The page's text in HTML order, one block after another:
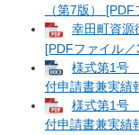
（第7版）
幸田町資源
[PDFファイル／
様式第1号
付申請書兼実績
様式第1号
付申請書兼実績